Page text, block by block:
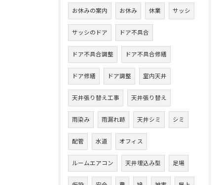
お休みの案内 お休み 休業 サッシ
サッシのドア ドア不具合
ドア不具合調整 ドア不具合修繕
ドア修繕 ドア調整 室内天井
天井張り替え工事 天井張り替え
雨染み 雨漏れ跡 天井シミ シミ
配管 水道 オフィス
ルームエアコン 天井埋込み型 足場